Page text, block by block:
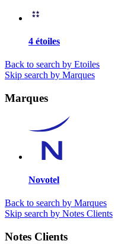
4 étoiles
Back to search by Etoiles
Skip search by Marques
Marques
Novotel
Back to search by Marques
Skip search by Notes Clients
Notes Clients